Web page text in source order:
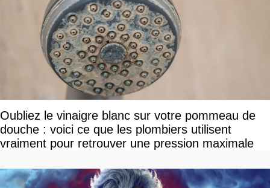
Oubliez le vinaigre blanc sur votre pommeau de
douche : voici ce que les plombiers utilisent
vraiment pour retrouver une pression maximale